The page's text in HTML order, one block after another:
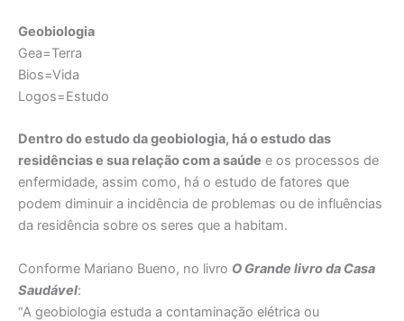
Geobiologia
Gea=Terra
Bios=Vida
Logos=Estudo
Dentro do estudo da geobiologia, há o estudo das
residências e sua relação com a saúde e os processos de
enfermidade, assim como, há o estudo de fatores que
podem diminuir a incidência de problemas ou de influências
da residência sobre os seres que a habitam.
Conforme Mariano Bueno, no livro O Grande livro da Casa
Saudável:
“A geobiologia estuda a contaminação elétrica ou